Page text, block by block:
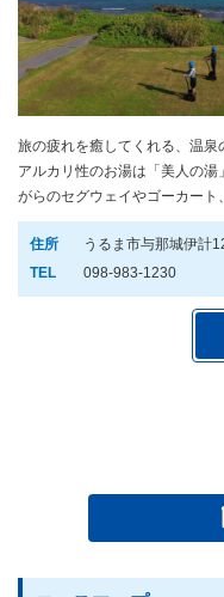
旅の疲れを癒してくれる、温
アルカリ性のお湯は「美人の
がらのセグウェイやゴーカート
住所
うるま市与那城伊計
TEL
098-983-1230